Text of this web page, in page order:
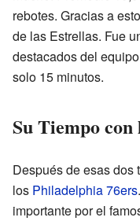
rebotes. Gracias a
de las Estrellas. Fue
destacados del
solo 15 minutos.
Su Tiempo
Después de esas dos
los Philadelphia 76ers
importante por el